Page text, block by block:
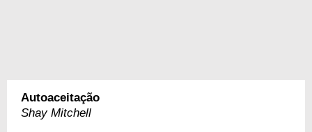
Autoaceitação
Shay Mitchell